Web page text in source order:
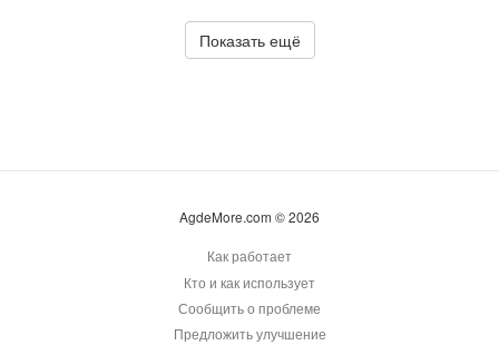
Показать ещё
AgdeMore.com © 2026
Как работает
Кто и как использует
Сообщить о проблеме
Предложить улучшение